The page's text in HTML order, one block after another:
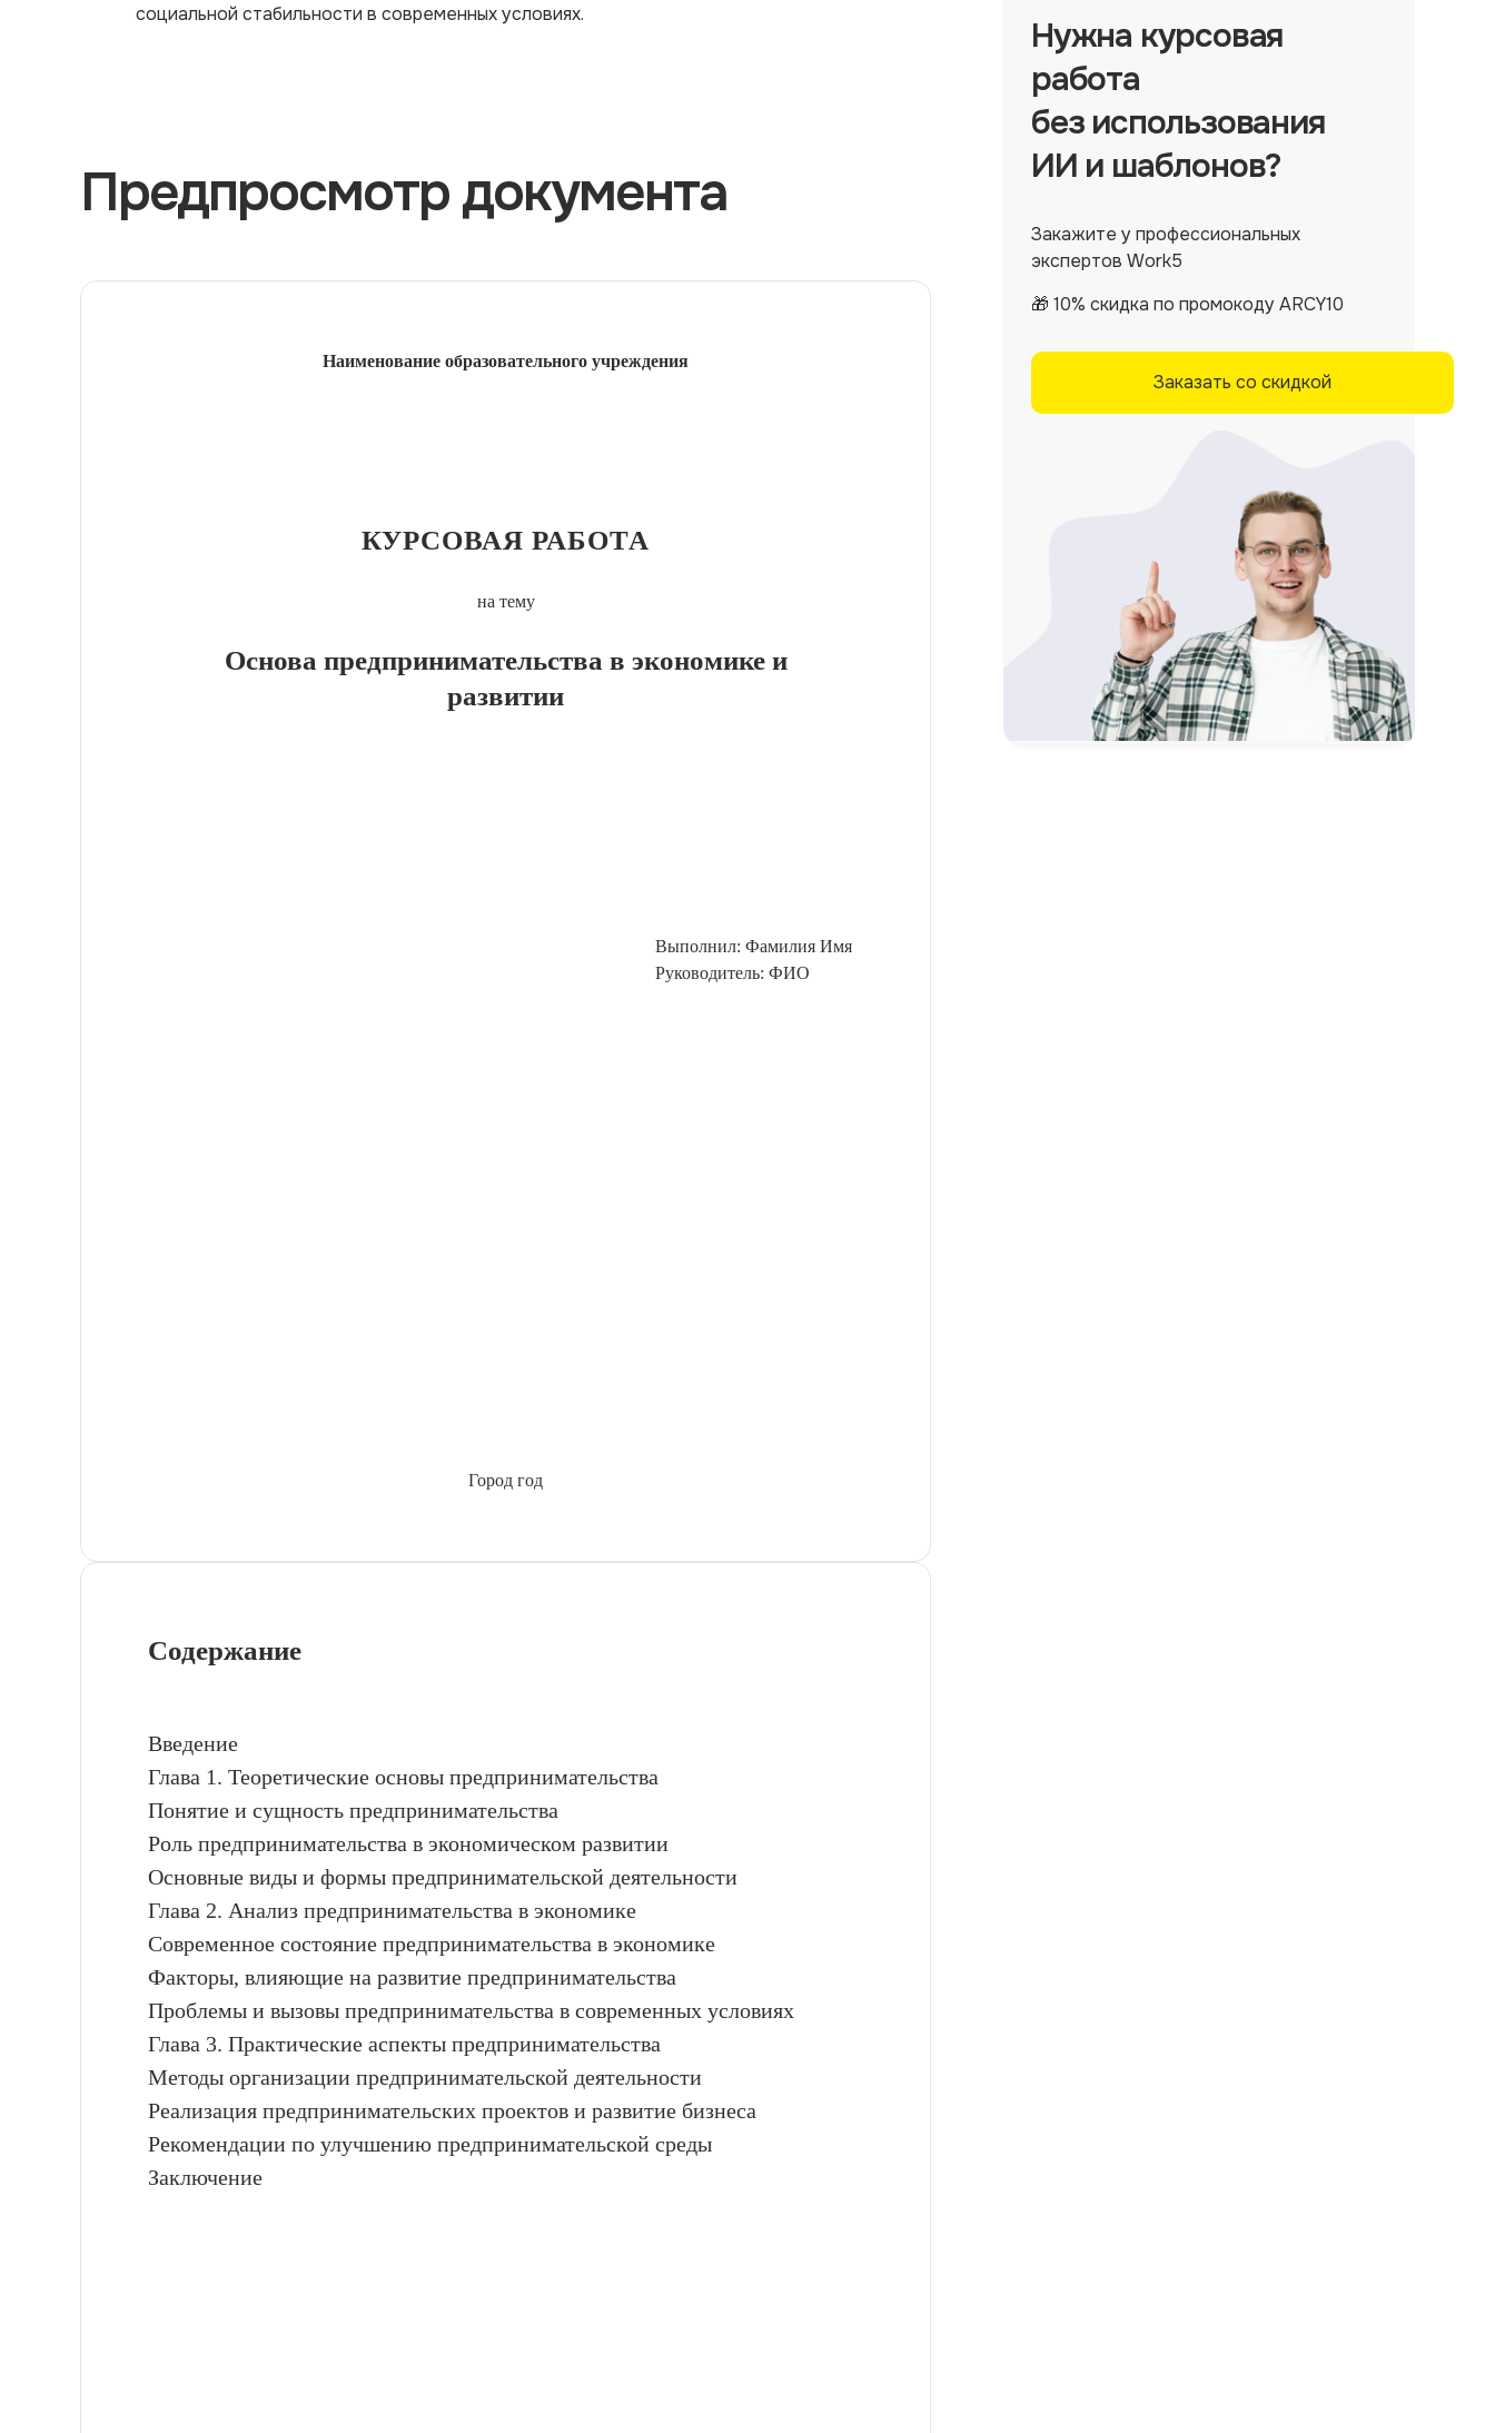
социальной стабильности в современных условиях.
Предпросмотр документа
Наименование образовательного учреждения
КУРСОВАЯ РАБОТА
на тему
Основа предпринимательства в экономике и
развитии
Выполнил: Фамилия Имя
Руководитель: ФИО
Город год
Содержание
Введение
Глава 1. Теоретические основы предпринимательства
Понятие и сущность предпринимательства
Роль предпринимательства в экономическом развитии
Основные виды и формы предпринимательской деятельности
Глава 2. Анализ предпринимательства в экономике
Современное состояние предпринимательства в экономике
Факторы, влияющие на развитие предпринимательства
Проблемы и вызовы предпринимательства в современных условиях
Глава 3. Практические аспекты предпринимательства
Методы организации предпринимательской деятельности
Реализация предпринимательских проектов и развитие бизнеса
Рекомендации по улучшению предпринимательской среды
Заключение
Нужна курсовая
работа
без использования
ИИ и шаблонов?
Закажите у профессиональных
экспертов Work5
🎁 10% скидка по промокоду ARCY10
Заказать со скидкой